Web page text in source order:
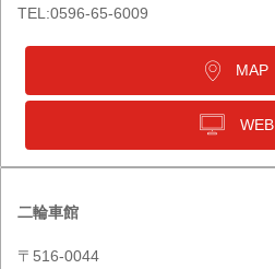
TEL:0596-65-6009
MAP
WEB
二輪車館
〒516-0044